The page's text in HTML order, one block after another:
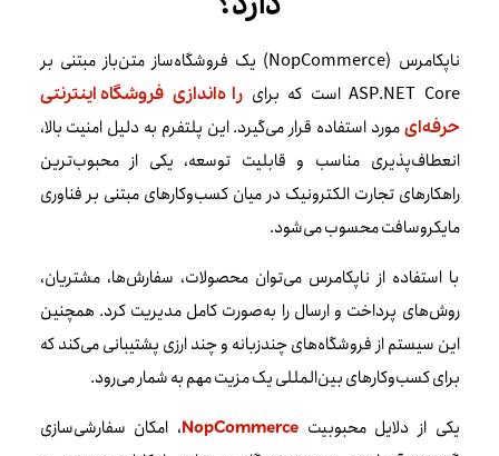
ناپکامرس (NopCommerce) یک فروشگاه‌ساز متن‌باز مبتنی بر
ASP.NET Core است که برای
راه‌اندازی فروشگاه‌ اینترنتی
حرفه‌ایمورد استفاده قرار می‌گیرد. این پلتفرم به دلیل امنیت بالا،
انعطاف‌پذیری مناسب و قابلیت توسعه، یکی از محبوب‌ترین
راهکارهای تجارت الکترونیک در میان کسب‌وکارهای مبتنی بر فناوری
مایکروسافت محسوب می‌شود.
با استفاده از ناپکامرس می‌توان محصولات، سفارش‌ها، مشتریان،
روش‌های پرداخت و ارسال را به‌صورت کامل مدیریت کرد. همچنین
این سیستم از فروشگاه‌های چندزبانه و چند ارزی پشتیبانی می‌کند که
برای کسب‌وکارهای بین‌المللی یک مزیت مهم به شمار می‌رود.
یکی از دلایل محبوبیتNopCommerce، امکان سفارشی‌سازی